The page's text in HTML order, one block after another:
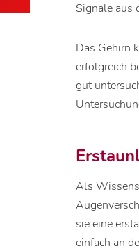
Signale aus
Das Gehirn
erfolgreich
gut
Als
sie eine
einfach an